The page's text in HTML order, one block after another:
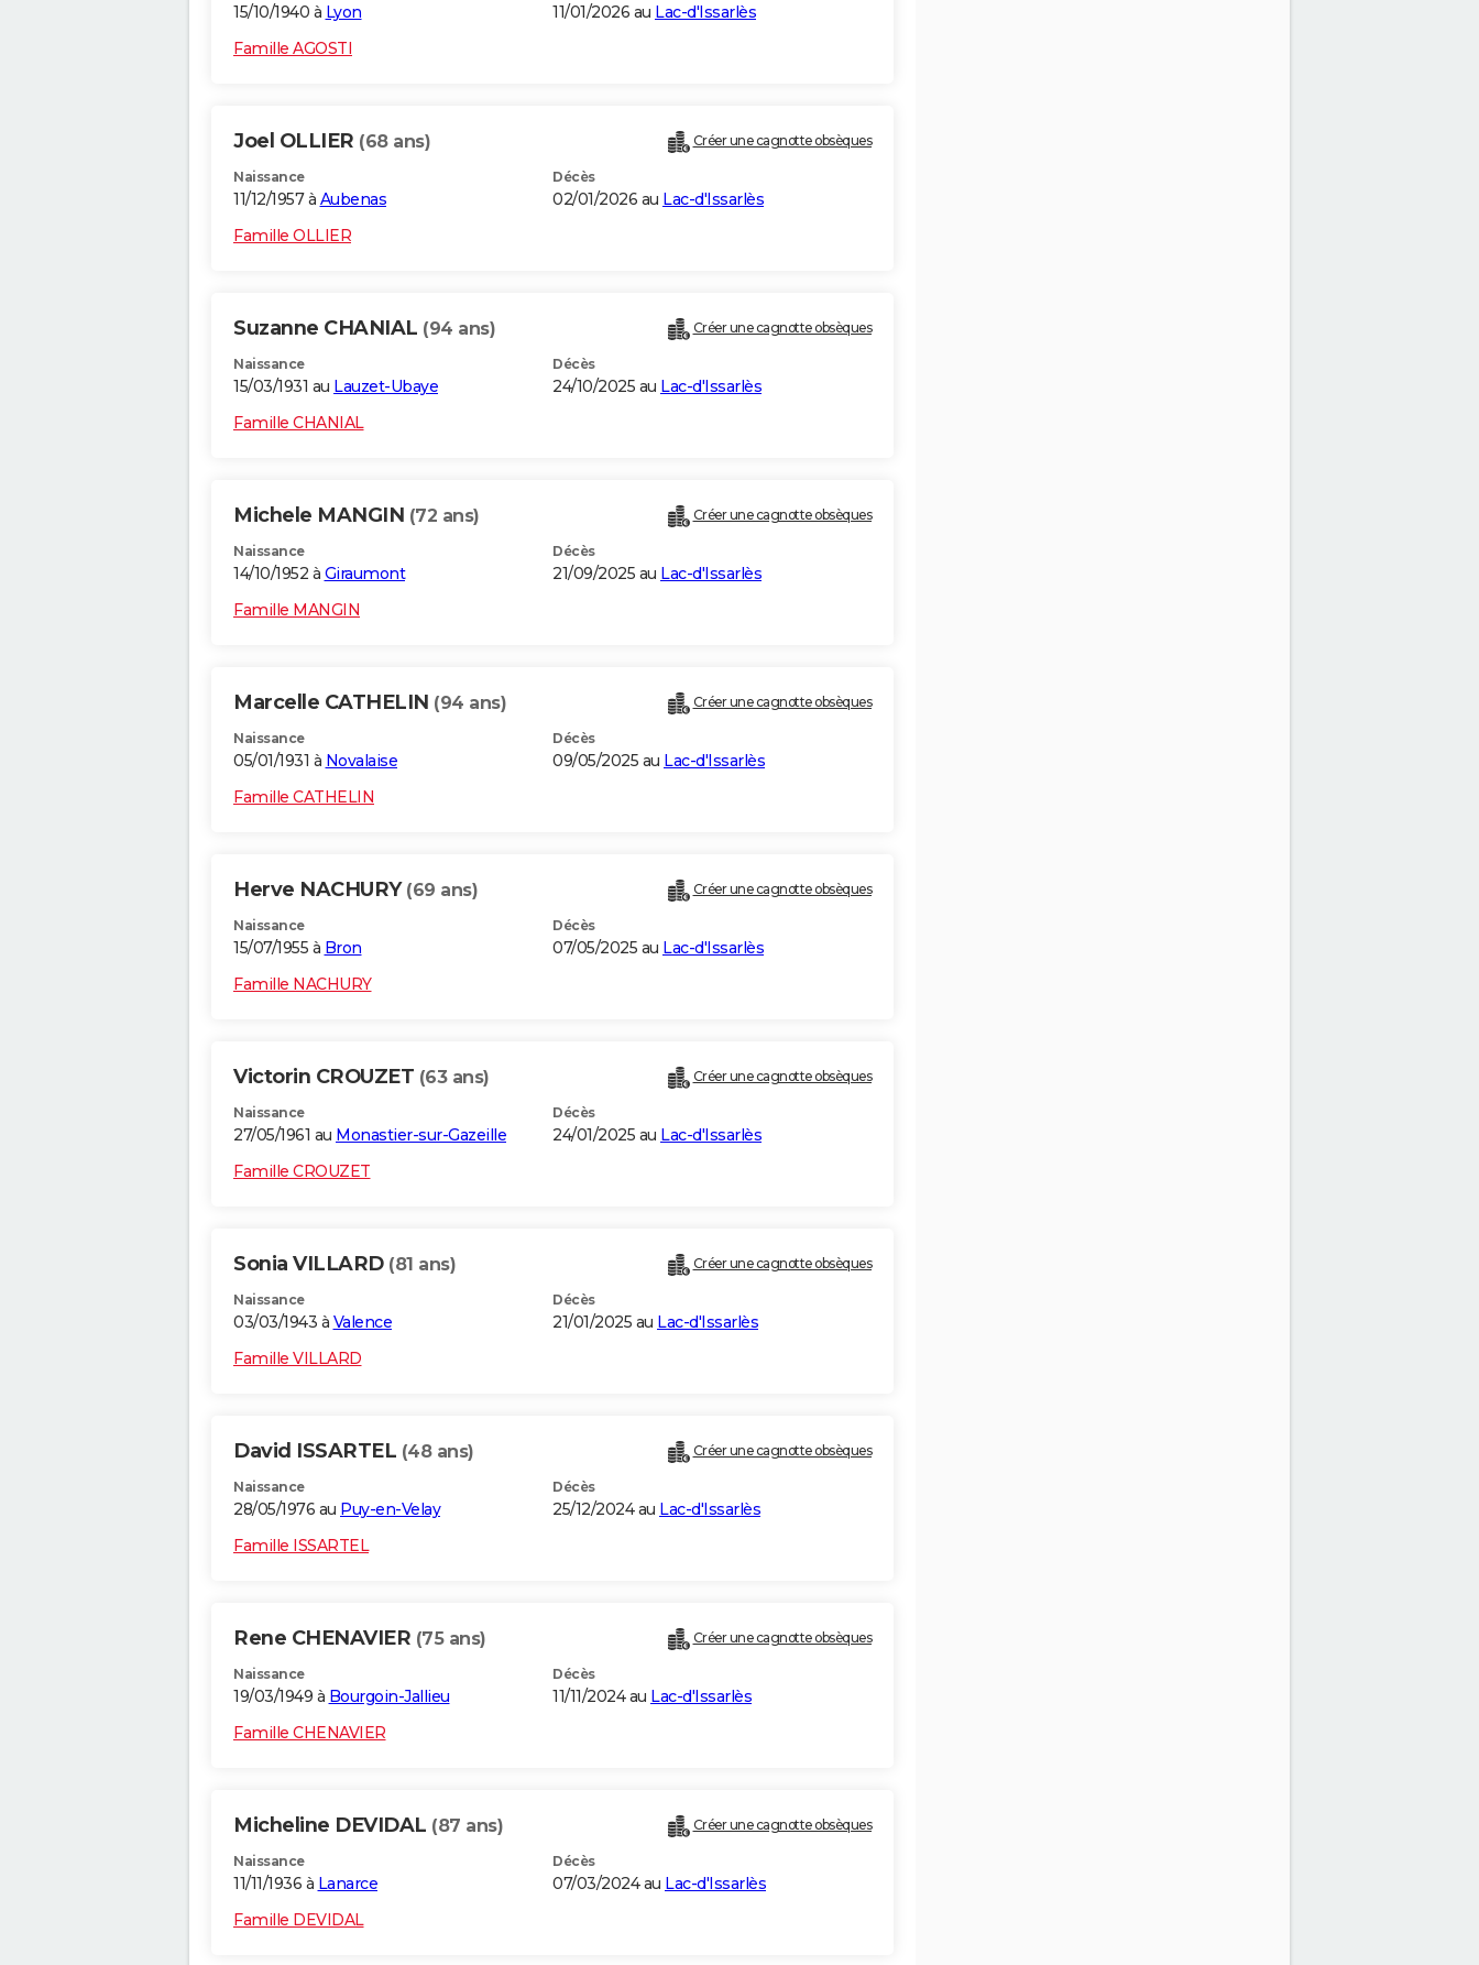
15/10/1940 à Lyon 11/01/2026 au Lac-d'Issarlès
Famille AGOSTI
Joel OLLIER (68 ans) Créer une cagnotte obsèques
Naissance
11/12/1957 à Aubenas
Décès
02/01/2026 au Lac-d'Issarlès
Famille OLLIER
Suzanne CHANIAL (94 ans) Créer une cagnotte obsèques
Naissance
15/03/1931 au Lauzet-Ubaye
Décès
24/10/2025 au Lac-d'Issarlès
Famille CHANIAL
Michele MANGIN (72 ans) Créer une cagnotte obsèques
Naissance
14/10/1952 à Giraumont
Décès
21/09/2025 au Lac-d'Issarlès
Famille MANGIN
Marcelle CATHELIN (94 ans) Créer une cagnotte obsèques
Naissance
05/01/1931 à Novalaise
Décès
09/05/2025 au Lac-d'Issarlès
Famille CATHELIN
Herve NACHURY (69 ans) Créer une cagnotte obsèques
Naissance
15/07/1955 à Bron
Décès
07/05/2025 au Lac-d'Issarlès
Famille NACHURY
Victorin CROUZET (63 ans) Créer une cagnotte obsèques
Naissance
27/05/1961 au Monastier-sur-Gazeille
Décès
24/01/2025 au Lac-d'Issarlès
Famille CROUZET
Sonia VILLARD (81 ans) Créer une cagnotte obsèques
Naissance
03/03/1943 à Valence
Décès
21/01/2025 au Lac-d'Issarlès
Famille VILLARD
David ISSARTEL (48 ans) Créer une cagnotte obsèques
Naissance
28/05/1976 au Puy-en-Velay
Décès
25/12/2024 au Lac-d'Issarlès
Famille ISSARTEL
Rene CHENAVIER (75 ans) Créer une cagnotte obsèques
Naissance
19/03/1949 à Bourgoin-Jallieu
Décès
11/11/2024 au Lac-d'Issarlès
Famille CHENAVIER
Micheline DEVIDAL (87 ans) Créer une cagnotte obsèques
Naissance
11/11/1936 à Lanarce
Décès
07/03/2024 au Lac-d'Issarlès
Famille DEVIDAL